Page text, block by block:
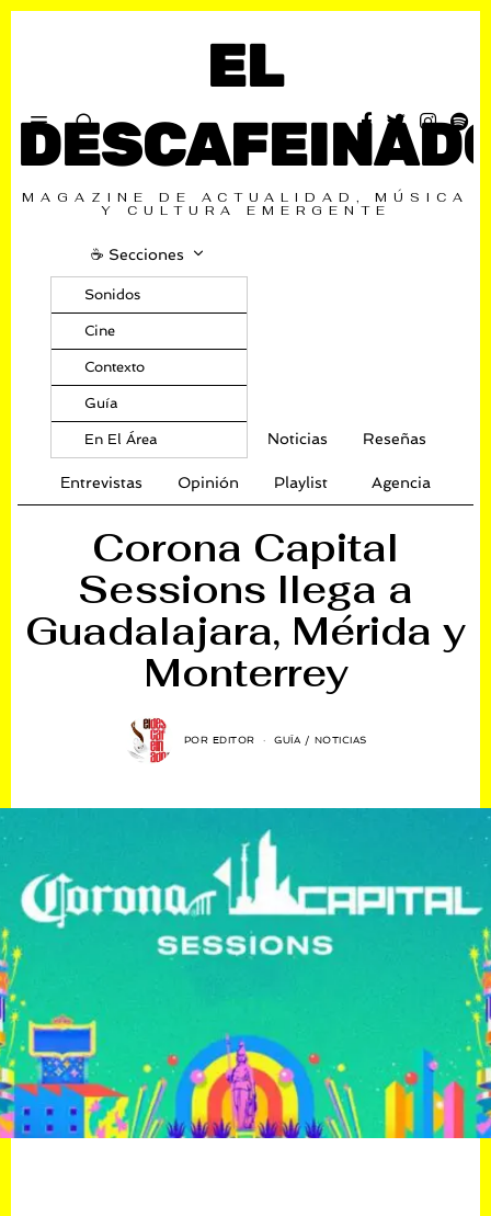
EL
MAGAZINE DE ACTUALIDAD, MÚSICA
Y CULTURA EMERGENTE
☕️ Secciones
Sonidos
Cine
Contexto
Guía
En El Área Noticias Reseñas
Entrevistas Opinión Playlist Agencia
Corona Capital
Sessions llega a
Guadalajara, Mérida y
Monterrey
POR EDITOR GUÍA / NOTICIAS